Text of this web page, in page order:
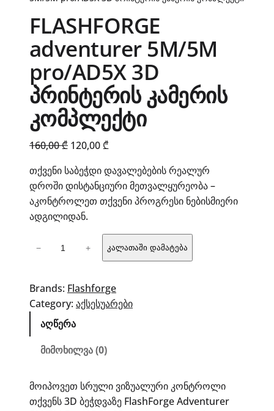
FLASHFORGE
adventurer 5M/5M
pro/AD5X 3D
პრინტერის კამერის
კომპლექტი
160,00₾ Original
was:
160,00 ₾.
120,00₾
is:
120,00 ₾.
თქვენი საბეჭდი დავალებების რეალურ
დროში დისტანციური მეთვალყურეობა –
აკონტროლეთ თქვენი პროგრესი ნებისმიერი
ადგილიდან.
5M/5M
pro/AD5X
პრინტერის
კამერის
− + კალათაში დამატება
Brands: Flashforge
Category: აქსესუარები
აღწერა
მიმოხილვა (0)
მოიპოვეთ სრული ვიზუალური კონტროლი
თქვენს 3D ბეჭდვაზე FlashForge Adventurer